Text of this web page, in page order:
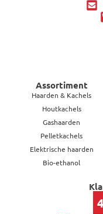
Assortiment
Haarden & Kachels
Houtkachels
Gashaarden
Pelletkachels
Elektrische haarden
Bio-ethanol